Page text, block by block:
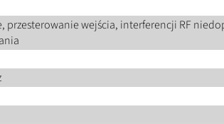
przesterowanie wejścia, interferencji RF